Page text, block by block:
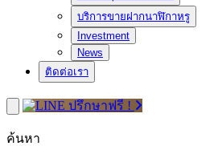
บริการขายฝากนาฬิกาหรู
Investment
News
ติดต่อเรา
ปรึกษาฟรี !
ค้นหา